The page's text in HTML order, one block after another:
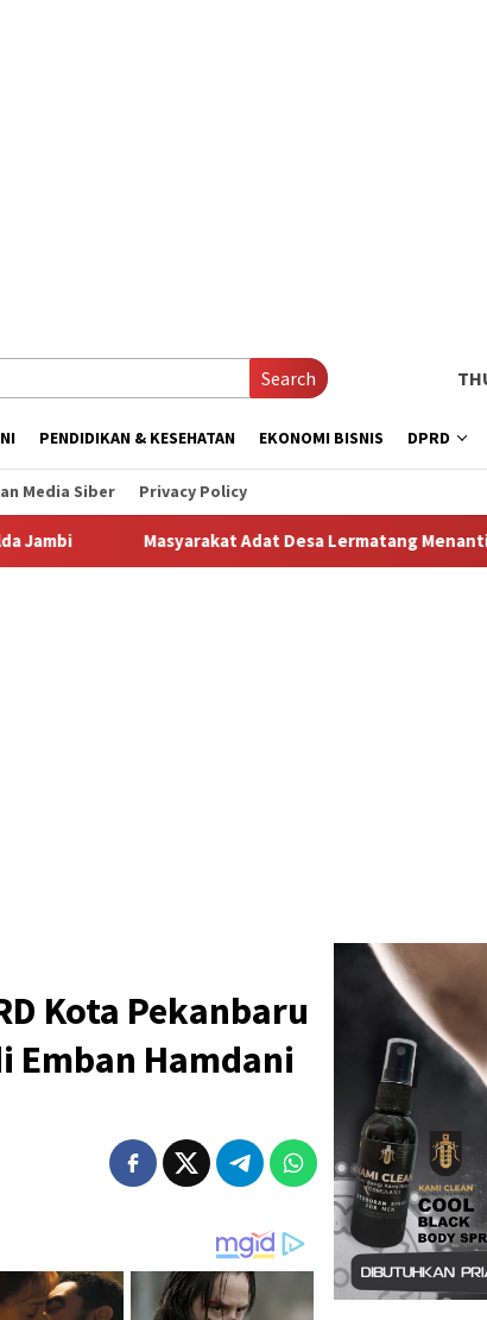
Search
PENDIDIKAN & KESEHATAN EKONOMI BISNIS DPRD
Media Siber Privacy Policy
Lermatang Menanti Pembayaran Lahan: Antara
Kota Pekanbaru
Emban Hamdani